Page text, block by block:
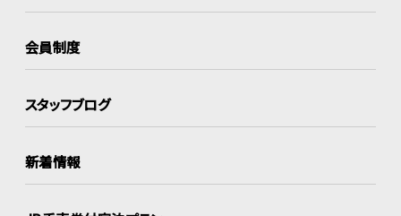
会員制度
スタッフブログ
新着情報